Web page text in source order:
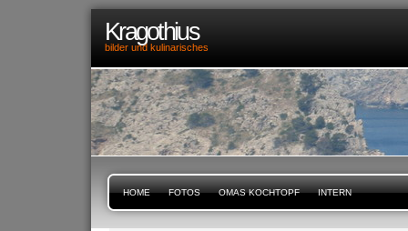
Kragothius
bilder und kulinarisches
HOME FOTOS OMAS KOCHTOPF INTERN